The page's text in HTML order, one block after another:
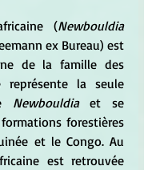
(
Newbouldia
ex Bureau) est
de la famille des
représente la seule
Newbouldia et se
forestières
et le Congo. Au
est retrouvée